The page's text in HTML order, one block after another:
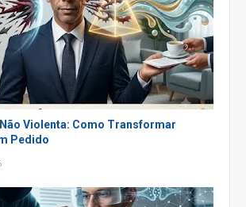
Violenta: Como Transformar
Pedido